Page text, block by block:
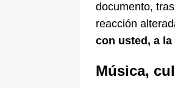
documento,
reacción
con usted, a la
Música,